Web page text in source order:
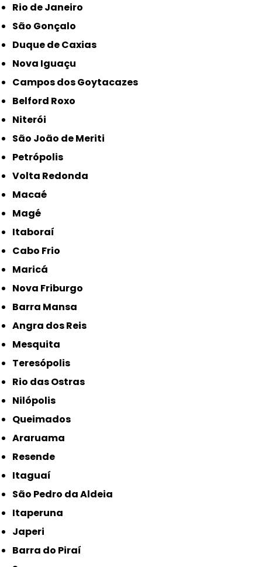
Rio de Janeiro
São Gonçalo
Duque de Caxias
Nova Iguaçu
Campos dos Goytacazes
Belford Roxo
Niterói
São João de Meriti
Petrópolis
Volta Redonda
Macaé
Magé
Itaboraí
Cabo Frio
Maricá
Nova Friburgo
Barra Mansa
Angra dos Reis
Mesquita
Teresópolis
Rio das Ostras
Nilópolis
Queimados
Araruama
Resende
Itaguaí
São Pedro da Aldeia
Itaperuna
Japeri
Barra do Piraí